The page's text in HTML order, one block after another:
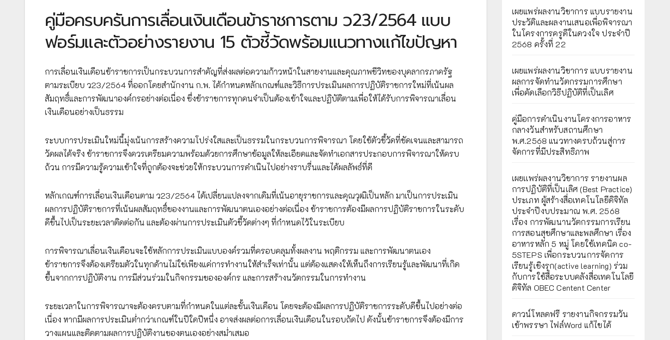
คู่มือครบครันการเลื่อนเงินเดือนข้าราชการตาม ว23/2564 แบบ
ฟอร์มและตัวอย่างรายงาน 15 ตัวชี้วัดพร้อมแนวทางแก้ไขปัญหา
การเลื่อนเงินเดือนข้าราชการเป็นกระบวนการสำคัญที่ส่งผลต่อความก้าวหน้าในสายงานและคุณภาพชีวิทของบุคลากรภาครัฐ
ตามระเบียบ ว23/2564 ที่ออกโดยสำนักงาน ก.พ. ได้กำหนดหลักเกณฑ์และวิธีการประเมินผลการปฏิบัติราชการใหม่ที่เน้นผล
สัมฤทธิ์และการพัฒนาองค์กรอย่างต่อเนื่อง ซึ่งข้าราชการทุกคนจำเป็นต้องเข้าใจและปฏิบัติตามเพื่อให้ได้รับการพิจารณาเลื่อน
เงินเดือนอย่างเป็นธรรม
ระบบการประเมินใหม่นี้มุ่งเน้นการสร้างความโปร่งใสและเป็นธรรมในกระบวนการพิจารณา โดยใช้ตัวชี้วัดที่ชัดเจนและสามารถ
วัดผลได้จริง ข้าราชการจึงควรเตรียมความพร้อมด้วยการศึกษาข้อมูลให้ละเอียดและจัดทำเอกสารประกอบการพิจารณาให้ครบ
ถ้วน การมีความรู้ความเข้าใจที่ถูกต้องจะช่วยให้กระบวนการดำเนินไปอย่างราบรื่นและได้ผลลัพธ์ที่ดี
หลักเกณฑ์การเลื่อนเงินเดือนตาม ว23/2564 ได้เปลี่ยนแปลงจากเดิมที่เน้นอายุราชการและคุณวุฒิเป็นหลัก มาเป็นการประเมิน
ผลการปฏิบัติราชการที่เน้นผลสัมฤทธิ์ของงานและการพัฒนาตนเองอย่างต่อเนื่อง ข้าราชการต้องมีผลการปฏิบัติราชการในระดับ
ดีขึ้นไปเป็นระยะเวลาติดต่อกัน และต้องผ่านการประเมินตัวชี้วัดต่างๆ ที่กำหนดไว้ในระเบียบ
การพิจารณาเลื่อนเงินเดือนจะใช้หลักการประเมินแบบองค์รวมที่ครอบคลุมทั้งผลงาน พฤติกรรม และการพัฒนาตนเอง
ข้าราชการจึงต้องเตรียมตัวในทุกด้านไม่ใช่เพียงแค่การทำงานให้สำเร็จเท่านั้น แต่ต้องแสดงให้เห็นถึงการเรียนรู้และพัฒนาที่เกิด
ขึ้นจากการปฏิบัติงาน การมีส่วนร่วมในกิจกรรมขององค์กร และการสร้างนวัตกรรมในการทำงาน
ระยะเวลาในการพิจารณาจะต้องครบตามที่กำหนดในแต่ละขั้นเงินเดือน โดยจะต้องมีผลการปฏิบัติราชการระดับดีขึ้นไปอย่างต่อ
เนื่อง หากมีผลการประเมินต่ำกว่าเกณฑ์ในปีใดปีหนึ่ง อาจส่งผลต่อการเลื่อนเงินเดือนในรอบถัดไป ดังนั้นข้าราชการจึงต้องมีการ
วางแผนและติดตามผลการปฏิบัติงานของตนเองอย่างสม่ำเสมอ
เผยแพร่ผลงานวิชาการ แบบรายงาน
ประวัติและผลงานเสนอเพื่อพิจารณา
ในโครงการครูดีในดวงใจ ประจำปี
2568 ครั้งที่ 22
เผยแพร่ผลงานวิชาการ แบบรายงาน
ผลการจัดทำนวัตกรรมการศึกษา
เพื่อคัดเลือกวิธีปฏิบัติที่เป็นเลิศ
คู่มือการดำเนินงานโครงการอาหาร
กลางวันสำหรับสถานศึกษา
พ.ศ.2568 แนวทางครบถ้วนสู่การ
จัดการที่มีประสิทธิภาพ
เผยเเพร่ผลงานวิชาการ รายงานผล
การปฏิบัติที่เป็นเลิศ (Best Practice)
ประเภท ผู้สร้างสื่อเทคโนโลยีดิจิทัล
ประจำปีงบประมาณ พ.ศ. 2568
เรื่อง การพัฒนานวัตกรรมการเรียน
การสอนสุขศึกษาและพลศึกษา เรื่อง
อาหารหลัก 5 หมู่ โดยใช้เทคนิค co-
5STEPS เพื่อกระบวนการจัดการ
เรียนรู้เชิงรุก(active learning) ร่วม
กับการใช้สื่อระบบคลังสื่อเทคโนโลยี
ดิจิทัล OBEC Centent Center
ดาวน์โหลดฟรี รายงานกิจกรรมวัน
เข้าพรรษา ไฟล์Word แก้ไขได้